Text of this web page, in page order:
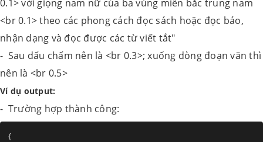
0.1> với giọng nam nữ của ba vùng miền bắc trung nam
<br 0.1> theo các phong cách đọc sách hoặc đọc báo,
nhận dạng và đọc được các từ viết tắt"
- Sau dấu chấm nên là <br 0.3>; xuống dòng đoạn văn thì
nên là <br 0.5>
Ví dụ output:
- Trường hợp thành công:
{